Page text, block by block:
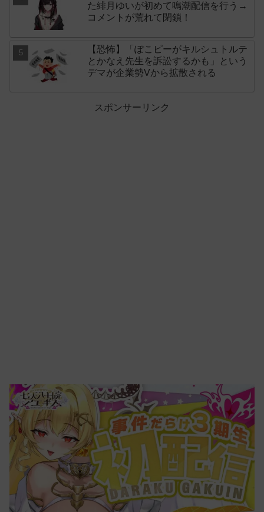
た緋月ゆいが初めて鳴潮配信を行う→
コメントが荒れて閉鎖！
【恐怖】「ぽこピーがキルシュトルテ
とかなえ先生を訴訟するかも」という
デマが企業勢Vから拡散される
スポンサーリンク